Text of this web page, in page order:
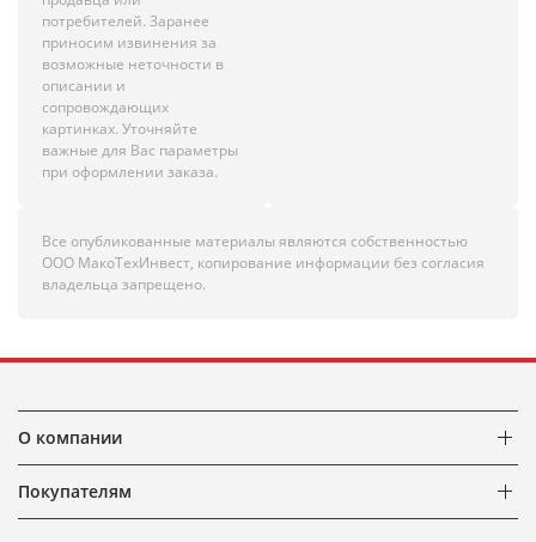
потребителей. Заранее
приносим извинения за
возможные неточности в
описании и
сопровождающих
картинках. Уточняйте
важные для Вас параметры
при оформлении заказа.
Все опубликованные материалы являются собственностью
ООО МакоТехИнвест, копирование информации без согласия
владельца запрещено.
О компании
Покупателям